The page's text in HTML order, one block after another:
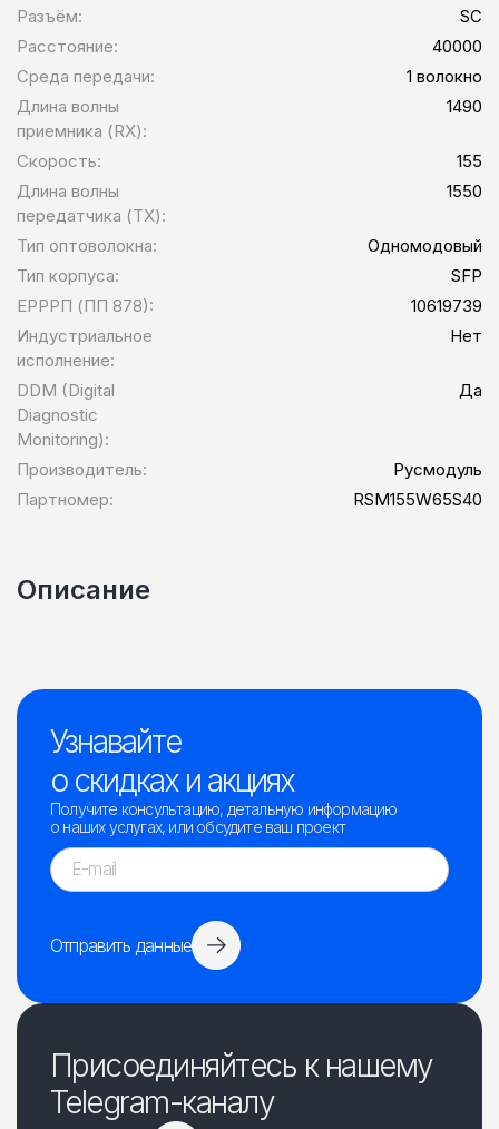
Разъём:
SC
Расстояние:
40000
Среда передачи:
1 волокно
Длина волны
приемника (RX):
1490
Скорость:
155
Длина волны
передатчика (TX):
1550
Тип оптоволокна:
Одномодовый
Тип корпуса:
SFP
ЕРРРП (ПП 878):
10619739
Индустриальное
исполнение:
Нет
DDM (Digital
Diagnostic
Monitoring):
Да
Производитель:
Русмодуль
Партномер:
RSM155W65S40
Описание
Узнавайте
о скидках и акциях
Получите консультацию, детальную информацию
о наших услугах, или обсудите ваш проект
Отправить данные
Присоединяйтесь к нашему
Telegram-каналу